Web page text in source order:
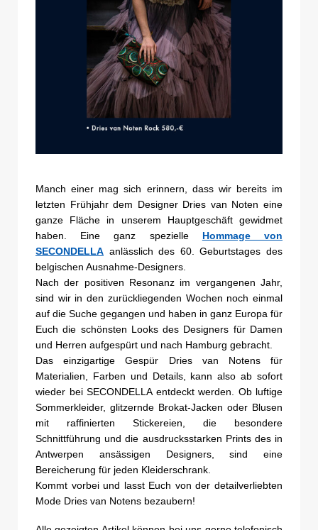
Manch einer mag sich erinnern, dass wir bereits im
letzten Frühjahr dem Designer Dries van Noten eine
ganze Fläche in unserem Hauptgeschäft gewidmet
haben. Eine ganz spezielle Hommage von
SECONDELLA anlässlich des 60. Geburtstages des
belgischen Ausnahme-Designers.
Nach der positiven Resonanz im vergangenen Jahr,
sind wir in den zurückliegenden Wochen noch einmal
auf die Suche gegangen und haben in ganz Europa für
Euch die schönsten Looks des Designers für Damen
und Herren aufgespürt und nach Hamburg gebracht.
Das einzigartige Gespür Dries van Notens für
Materialien, Farben und Details, kann also ab sofort
wieder bei SECONDELLA entdeckt werden. Ob luftige
Sommerkleider, glitzernde Brokat-Jacken oder Blusen
mit raffinierten Stickereien, die besondere
Schnittführung und die ausdrucksstarken Prints des in
Antwerpen ansässigen Designers, sind eine
Bereicherung für jeden Kleiderschrank.
Kommt vorbei und lasst Euch von der detailverliebten
Mode Dries van Notens bezaubern!